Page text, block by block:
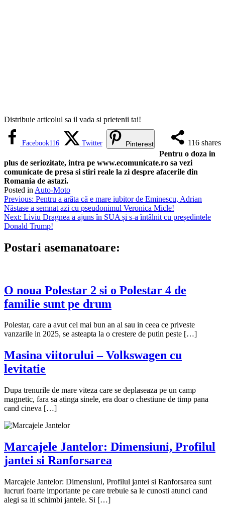
Distribuie articolul sa il vada si prietenii tai!
116 shares
Facebook116 Twitter Pinterest
Pentru o doza in
plus de seriozitate, intra pe www.ecomunicate.ro sa vezi
comunicate de presa si stiri reale la zi despre afacerile din
Romania de astazi.
Posted in Auto-Moto
Navigare
în
articole
Previous: Pentru a arăta că e mare iubitor de Eminescu, Adrian
Năstase a semnat azi cu pseudonimul Veronica Micle!
Next: Liviu Dragnea a ajuns în SUA și s-a întâlnit cu președintele
Donald Trump!
Postari asemanatoare:
O noua Polestar 2 si o Polestar 4 de
familie sunt pe drum
Polestar, care a avut cel mai bun an al sau in ceea ce priveste
vanzarile in 2025, se asteapta la o crestere de putin peste […]
Masina viitorului – Volkswagen cu
levitatie
Dupa trenurile de mare viteza care se deplaseaza pe un camp
magnetic, fara sa atinga sinele, era doar o chestiune de timp pana
cand cineva […]
Marcajele Jantelor: Dimensiuni, Profilul
jantei si Ranforsarea
Marcajele Jantelor: Dimensiuni, Profilul jantei si Ranforsarea sunt
lucruri foarte importante pe care trebuie sa le cunosti atunci cand
alegi sa iti schimbi jantele. Si […]